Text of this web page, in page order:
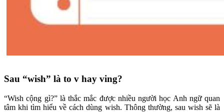
Sau “wish” là to v hay ving?
“Wish cộng gì?” là thắc mắc được nhiều người học Anh ngữ quan
tâm khi tìm hiểu về cách dùng wish. Thông thường, sau wish sẽ là